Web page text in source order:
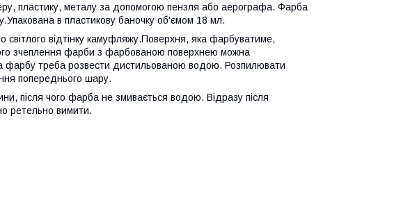
пластику, металу за допомогою пензля або аерографа. Фарба
в пластикову баночку об'ємом 18 мл.
відтінку камуфляжу.Поверхня, яка фарбуватиме,
зчеплення фарби з фарбованою поверхнею можна
фарбу треба розвести дистильованою водою. Розпилювати
попереднього шару.
після чого фарба не змивається водою. Відразу після
ретельно вимити.